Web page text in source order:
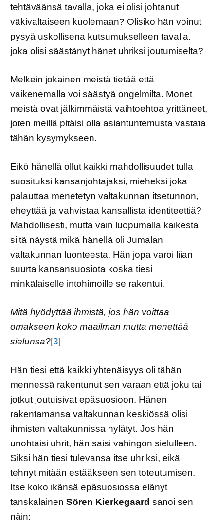
tehtäväänsä tavalla, joka ei olisi johtanut
väkivaltaiseen kuolemaan? Olisiko hän voinut
pysyä uskollisena kutsumukselleen tavalla,
joka olisi säästänyt hänet uhriksi joutumiselta?
Melkein jokainen meistä tietää että
vaikenemalla voi säästyä ongelmilta. Monet
meistä ovat jälkimmäistä vaihtoehtoa yrittäneet,
joten meillä pitäisi olla asiantuntemusta vastata
tähän kysymykseen.
Eikö hänellä ollut kaikki mahdollisuudet tulla
suosituksi kansanjohtajaksi, mieheksi joka
palauttaa menetetyn valtakunnan itsetunnon,
eheyttää ja vahvistaa kansallista identiteettiä?
Mahdollisesti, mutta vain luopumalla kaikesta
siitä näystä mikä hänellä oli Jumalan
valtakunnan luonteesta. Hän jopa varoi liian
suurta kansansuosiota koska tiesi
minkälaiselle intohimoille se rakentui.
Mitä hyödyttää ihmistä, jos hän voittaa
omakseen koko maailman mutta menettää
sielunsa?[3]
Hän tiesi että kaikki yhtenäisyys oli tähän
mennessä rakentunut sen varaan että joku tai
jotkut joutuisivat epäsuosioon. Hänen
rakentamansa valtakunnan keskiössä olisi
ihmisten valtakunnissa hylätyt. Jos hän
unohtaisi uhrit, hän saisi vahingon sielulleen.
Siksi hän tiesi tulevansa itse uhriksi, eikä
tehnyt mitään estääkseen sen toteutumisen.
Itse koko ikänsä epäsuosiossa elänyt
tanskalainen Sören Kierkegaard sanoi sen
näin: